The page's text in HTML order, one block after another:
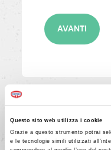
Questo sito web utilizza i cookie
Grazie a questo strumento potrai
e le tecnologie simili utilizzati
AVANTI
4/8
Dividi